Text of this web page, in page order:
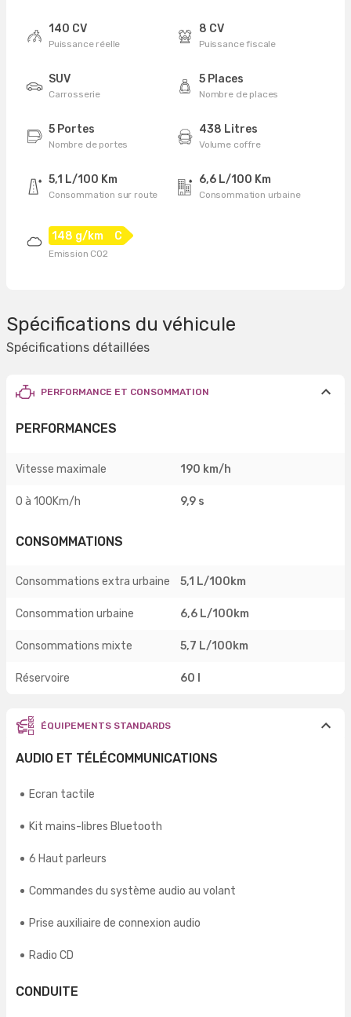
140 CV
Puissance réelle
8 CV
Puissance fiscale
SUV
Carrosserie
5 Places
Nombre de places
5 Portes
Nombre de portes
438 Litres
Volume coffre
5,1 L/100 Km
Consommation sur route
6,6 L/100 Km
Consommation urbaine
148 g/km C
Emission CO2
Spécifications du véhicule
Spécifications détaillées
PERFORMANCE ET CONSOMMATION
PERFORMANCES
Vitesse maximale 190 km/h
0 à 100Km/h 9,9 s
CONSOMMATIONS
Consommations extra urbaine 5,1 L/100km
Consommation urbaine 6,6 L/100km
Consommations mixte 5,7 L/100km
Réservoire 60 l
ÉQUIPEMENTS STANDARDS
AUDIO ET TÉLÉCOMMUNICATIONS
Ecran tactile
Kit mains-libres Bluetooth
6 Haut parleurs
Commandes du système audio au volant
Prise auxiliaire de connexion audio
Radio CD
CONDUITE